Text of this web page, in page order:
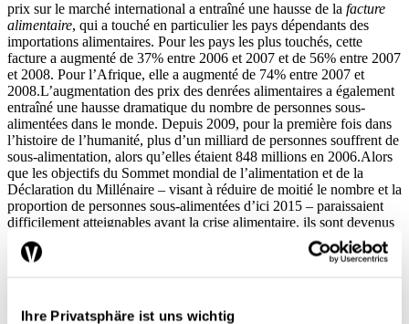
Ihre Privatsphäre ist uns wichtig
prix sur le marché international a entraîné une hausse de la facture
alimentaire, qui a touché en particulier les pays dépendants des
importations alimentaires. Pour les pays les plus touchés, cette
facture a augmenté de 37% entre 2006 et 2007 et de 56% entre 2007
et 2008. Pour l’Afrique, elle a augmenté de 74% entre 2007 et
2008.L’augmentation des prix des denrées alimentaires a également
entraîné une hausse dramatique du nombre de personnes sous-
alimentées dans le monde. Depuis 2009, pour la première fois dans
l’histoire de l’humanité, plus d’un milliard de personnes souffrent de
sous-alimentation, alors qu’elles étaient 848 millions en 2006.Alors
que les objectifs du Sommet mondial de l’alimentation et de la
Déclaration du Millénaire – visant à réduire de moitié le nombre et la
proportion de personnes sous-alimentées d’ici 2015 – paraissaient
difficilement atteignables avant la crise alimentaire, ils sont devenus
clairement hors de portée (voir